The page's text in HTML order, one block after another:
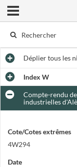
Ouvrir le menu
Dépliertous les
Index W
Compte-rendu
industrielles
Cote/Cotes extrêmes
4W294
Date